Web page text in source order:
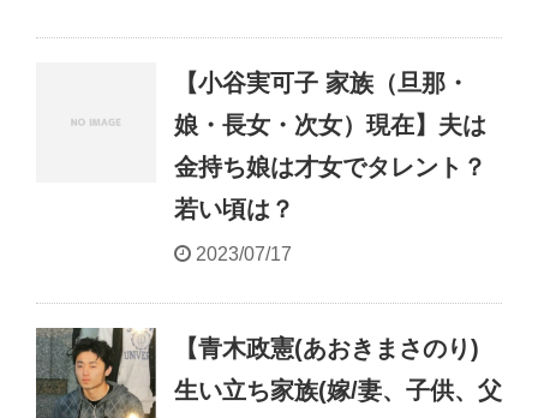
【小谷実可子 家族（旦那・
娘・長女・次女）現在】夫は
金持ち娘は才女でタレント？
若い頃は？
2023/07/17
【青木政憲(あおきまさのり)
生い立ち家族(嫁/妻、子供、父